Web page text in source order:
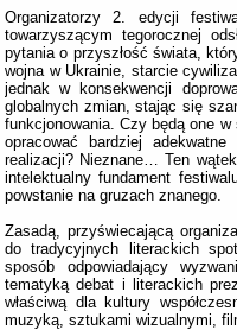
Organizatorzy 2. edycji
towarzyszącym tegorocznej
pytania o przyszłość świata,
wojna w Ukrainie, starcie
jednak w konsekwencji
globalnych zmian, stając się
funkcjonowania. Czy będą one
opracować bardziej
realizacji? Nieznane… Ten
intelektualny fundament
powstanie na gruzach znanego.
Zasadą, przyświecającą
do tradycyjnych literackich
sposób odpowiadający
tematyką debat i literackich
właściwą dla kultury
muzyką, sztukami wizualnymi,